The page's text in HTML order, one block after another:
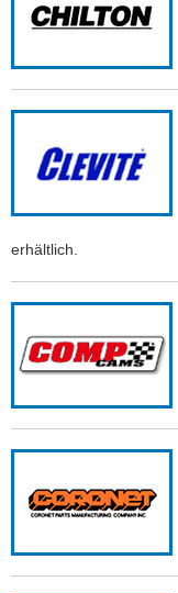
erhältlich.